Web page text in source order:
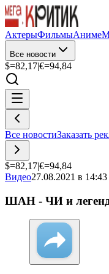
АктерыФильмыАниме
Все новости
$=82,17|€=94,84
Все новостиЗаказать
$=82,17|€=94,84
Видео27.08.2021 в 14:43
ШАН - ЧИ и